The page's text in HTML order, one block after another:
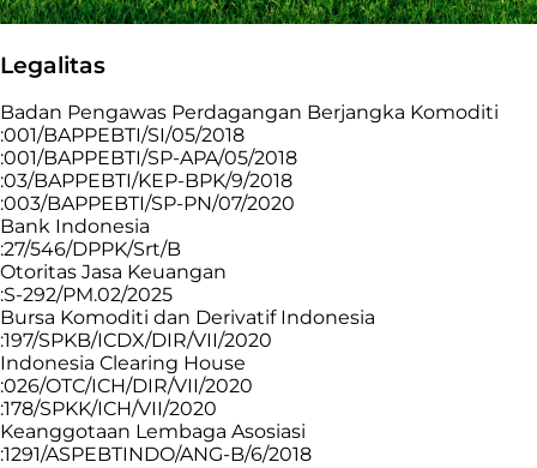
Legalitas
Badan Pengawas Perdagangan Berjangka Komoditi
:001/BAPPEBTI/SI/05/2018
:001/BAPPEBTI/SP-APA/05/2018
:03/BAPPEBTI/KEP-BPK/9/2018
:003/BAPPEBTI/SP-PN/07/2020
Bank Indonesia
:27/546/DPPK/Srt/B
Otoritas Jasa Keuangan
:S-292/PM.02/2025
Bursa Komoditi dan Derivatif Indonesia
:197/SPKB/ICDX/DIR/VII/2020
Indonesia Clearing House
:026/OTC/ICH/DIR/VII/2020
:178/SPKK/ICH/VII/2020
Keanggotaan Lembaga Asosiasi
:1291/ASPEBTINDO/ANG-B/6/2018